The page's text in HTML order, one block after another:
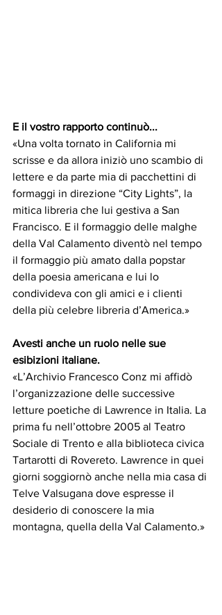
E il vostro rapporto continuò...
«Una volta tornato in California mi
scrisse e da allora iniziò uno scambio di
lettere e da parte mia di pacchettini di
formaggi in direzione “City Lights”, la
mitica libreria che lui gestiva a San
Francisco. E il formaggio delle malghe
della Val Calamento diventò nel tempo
il formaggio più amato dalla popstar
della poesia americana e lui lo
condivideva con gli amici e i clienti
della più celebre libreria d’America.»
Avesti anche un ruolo nelle sue
esibizioni italiane.
«L’Archivio Francesco Conz mi affidò
l’organizzazione delle successive
letture poetiche di Lawrence in Italia. La
prima fu nell’ottobre 2005 al Teatro
Sociale di Trento e alla biblioteca civica
Tartarotti di Rovereto. Lawrence in quei
giorni soggiornò anche nella mia casa di
Telve Valsugana dove espresse il
desiderio di conoscere la mia
montagna, quella della Val Calamento.»